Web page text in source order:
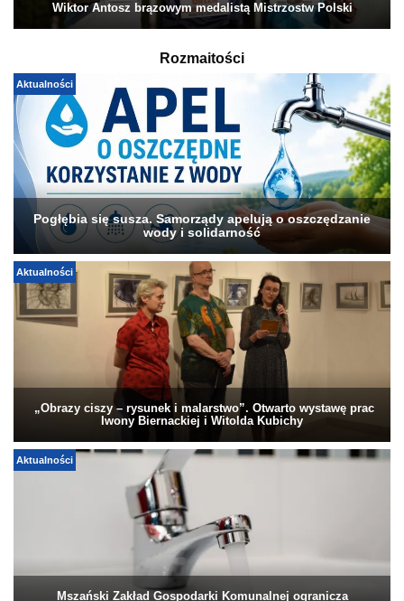
Wiktor Antosz brązowym medalistą Mistrzostw Polski
Rozmaitości
Aktualności
Pogłębia się susza. Samorządy apelują o oszczędzanie
wody i solidarność
Aktualności
„Obrazy ciszy – rysunek i malarstwo”. Otwarto wystawę prac
Iwony Biernackiej i Witolda Kubichy
Aktualności
Mszański Zakład Gospodarki Komunalnej ogranicza